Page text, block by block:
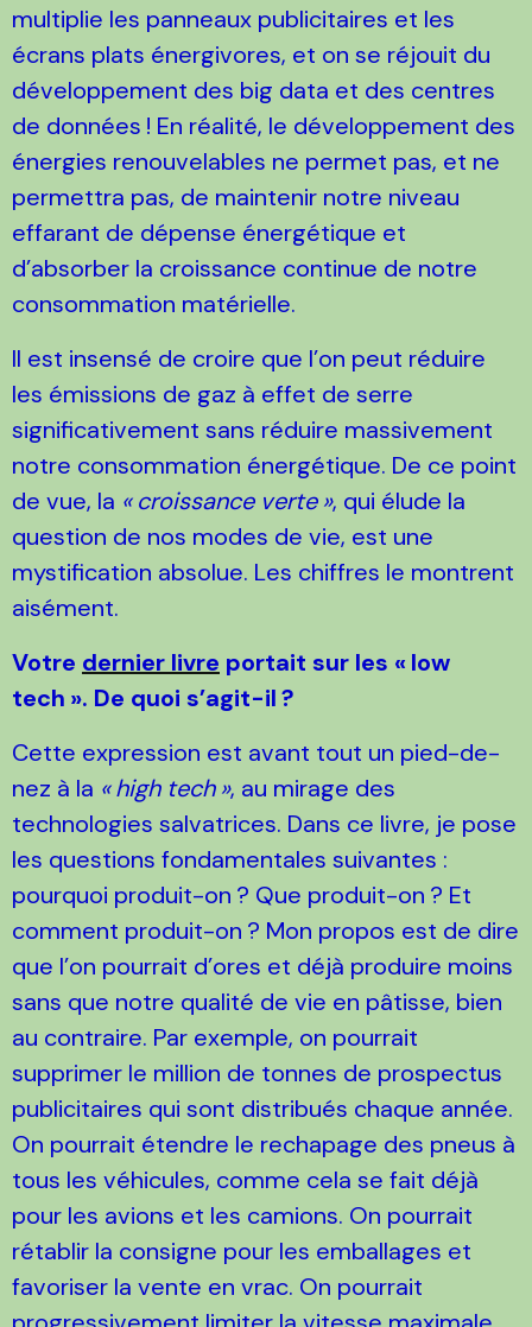
multiplie les panneaux publicitaires et les
écrans plats énergivores, et on se réjouit du
développement des big data et des centres
de données ! En réalité, le développement des
énergies renouvelables ne permet pas, et ne
permettra pas, de maintenir notre niveau
effarant de dépense énergétique et
d’absorber la croissance continue de notre
consommation matérielle.
Il est insensé de croire que l’on peut réduire
les émissions de gaz à effet de serre
significativement sans réduire massivement
notre consommation énergétique. De ce point
de vue, la « croissance verte », qui élude la
question de nos modes de vie, est une
mystification absolue. Les chiffres le montrent
aisément.
Votre dernier livre portait sur les « low
tech ». De quoi s’agit-il?
Cette expression est avant tout un pied-de-
nez à la «high tech », au mirage des
technologies salvatrices. Dans ce livre, je pose
les questions fondamentales suivantes :
pourquoi produit-on ? Que produit-on ? Et
comment produit-on ? Mon propos est de dire
que l’on pourrait d’ores et déjà produire moins
sans que notre qualité de vie en pâtisse, bien
au contraire. Par exemple, on pourrait
supprimer le million de tonnes de prospectus
publicitaires qui sont distribués chaque année.
On pourrait étendre le rechapage des pneus à
tous les véhicules, comme cela se fait déjà
pour les avions et les camions. On pourrait
rétablir la consigne pour les emballages et
favoriser la vente en vrac. On pourrait